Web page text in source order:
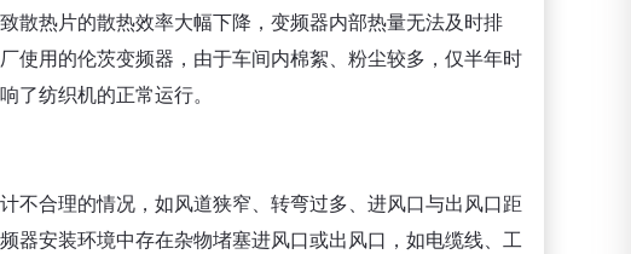
散热片的散热效率大幅下降，变频器内部热量无法及时排
使用的伦茨变频器，由于车间内棉絮、粉尘较多，仅半年时
了纺织机的正常运行。
不合理的情况，如风道狭窄、转弯过多、进风口与出风口距
器安装环境中存在杂物堵塞进风口或出风口，如电缆线、工